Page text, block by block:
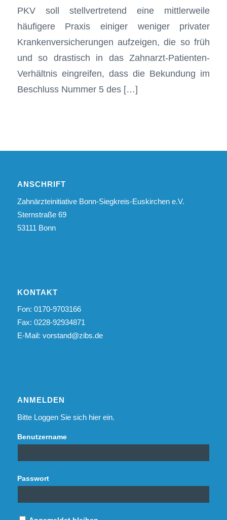
PKV soll stellvertretend eine mittlerweile
häufigere Praxis einiger weniger privater
Krankenversicherungen aufzeigen, die so früh
und so drastisch in das Zahnarzt-Patienten-
Verhältnis eingreifen, dass die Bekundung im
Beschluss Nummer 5 des […]
ANSCHRIFT
Zahnärzteinitiative Bonn-Siegkreis-Euskirchen e.V.
Sternstraße 69
53111 Bonn
KONTAKT
Fon: 0170-9703166
Fax: 0228-92934871
E-Mail: vorstand@zibs.de
ANMELDEN
Bitte Loggen Sie sich hier ein.
Benutzername
Passwort